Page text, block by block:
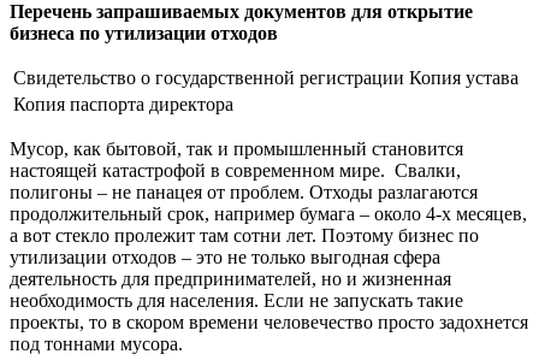
Перечень запрашиваемых документов для открытие
бизнеса по утилизации отходов
Свидетельство о государственной регистрации Копия устава
Копия паспорта директора
Мусор, как бытовой, так и промышленный становится
настоящей катастрофой в современном мире. Свалки,
полигоны – не панацея от проблем. Отходы разлагаются
продолжительный срок, например бумага – около 4-х месяцев,
а вот стекло пролежит там сотни лет. Поэтому бизнес по
утилизации отходов – это не только выгодная сфера
деятельность для предпринимателей, но и жизненная
необходимость для населения. Если не запускать такие
проекты, то в скором времени человечество просто задохнется
под тоннами мусора.